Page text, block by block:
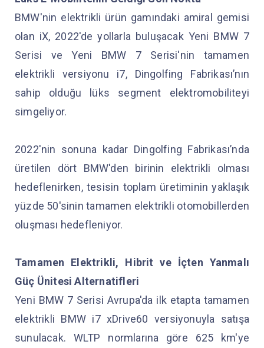
BMW'nin elektrikli ürün gamındaki amiral gemisi
olan iX, 2022'de yollarla buluşacak Yeni BMW 7
Serisi ve Yeni BMW 7 Serisi'nin tamamen
elektrikli versiyonu i7, Dingolfing Fabrikası’nın
sahip olduğu lüks segment elektromobiliteyi
simgeliyor.
2022'nin sonuna kadar Dingolfing Fabrikası’nda
üretilen dört BMW'den birinin elektrikli olması
hedeflenirken, tesisin toplam üretiminin yaklaşık
yüzde 50'sinin tamamen elektrikli otomobillerden
oluşması hedefleniyor.
Tamamen Elektrikli, Hibrit ve İçten Yanmalı
Güç Ünitesi Alternatifleri
Yeni BMW 7 Serisi Avrupa'da ilk etapta tamamen
elektrikli BMW i7 xDrive60 versiyonuyla satışa
sunulacak. WLTP normlarına göre 625 km'ye